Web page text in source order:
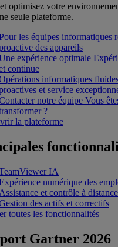
optimisez votre
seule plateforme.
les équipes informatiques
des appareils
expérience optimale
continue
informatiques
et service
notre équipe Vous
?
la plateforme
IA
numérique des
Assistance et contrôle à distance
des actifs et correctifs
toutes les fonctionnalités
Gartner 2026